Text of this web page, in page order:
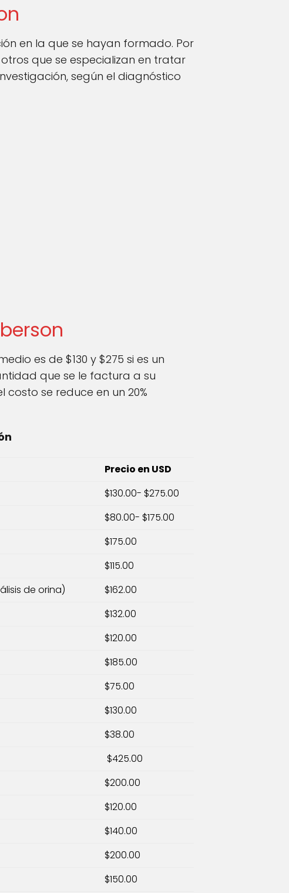
en la que se hayan formado. Por
que se especializan en tratar
según el diagnóstico
es de $130 y $275 si es un
que se le factura a su
se reduce en un 20%
Precio en USD
$130.00- $275.00
$80.00- $175.00
$175.00
$115.00
de orina)
$162.00
$132.00
$120.00
$185.00
$75.00
$130.00
$38.00
$425.00
$200.00
$120.00
$140.00
$200.00
$150.00